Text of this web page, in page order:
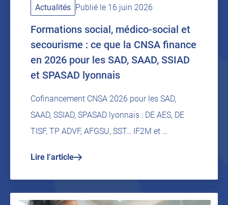
Actualités Publié le 16 juin 2026
Formations social, médico-social et
secourisme : ce que la CNSA finance
en 2026 pour les SAD, SAAD, SSIAD
et SPASAD lyonnais
Cofinancement CNSA 2026 pour les SAD,
SAAD, SSIAD, SPASAD lyonnais : DE AES, DE
TISF, TP ADVF, AFGSU, SST… IF2M et …
Lire l’article